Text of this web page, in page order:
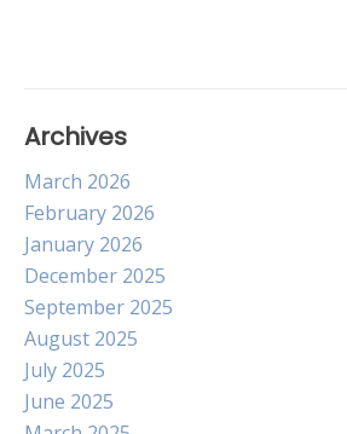
Archives
March 2026
February 2026
January 2026
December 2025
September 2025
August 2025
July 2025
June 2025